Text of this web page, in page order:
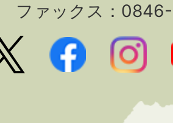
ファックス：